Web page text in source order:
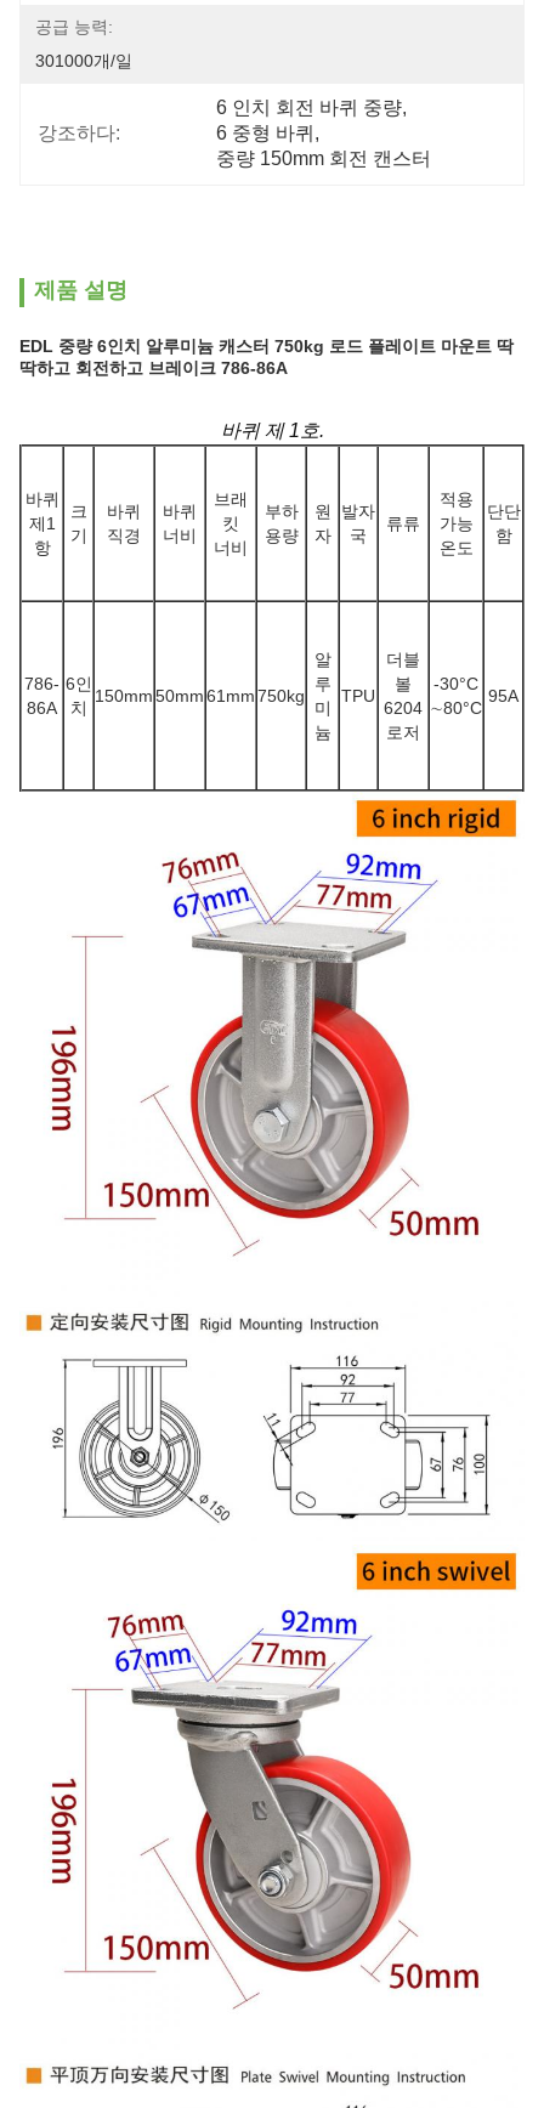
공급 능력:
301000개/일
강조하다:
6 인치 회전 바퀴 중량,
6 중형 바퀴 ,
중량 150mm 회전 캔스터
제품 설명
EDL 중량 6인치 알루미늄 캐스터 750kg 로드 플레이트 마운트 딱
딱하고 회전하고 브레이크 786-86A
바퀴 제 1호.
바퀴
제1
항
크
기
바퀴
직경
바퀴
너비
브래
킷
너비
부하
용량
원
자
발자
국
류류
적용
가능
온도
단단
함
786-
86A
6인
치
150mm50mm61mm750kg
알
루
미
늄
TPU
더블
볼
6204
로저
-30°C
∼80°C
95A